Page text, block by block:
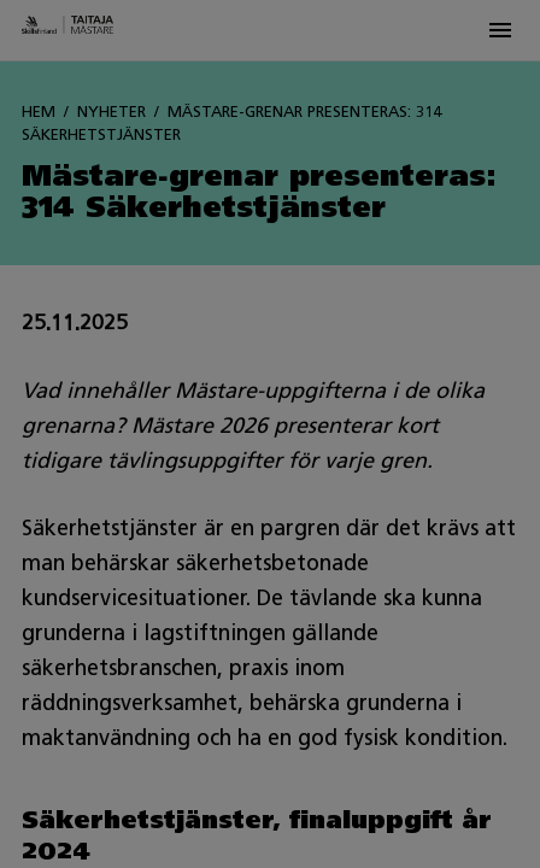
HEM NYHETER
MÄSTARE-GRENAR PRESENTERAS: 314
SÄKERHETSTJÄNSTER
Mästare-grenar presenteras:
314 Säkerhetstjänster
25.11.2025
Vad innehåller Mästare-uppgifterna i de olika
grenarna? Mästare 2026 presenterar kort
tidigare tävlingsuppgifter för varje gren.
Säkerhetstjänster är en pargren där det krävs att
man behärskar säkerhetsbetonade
kundservicesituationer. De tävlande ska kunna
grunderna i lagstiftningen gällande
säkerhetsbranschen, praxis inom
räddningsverksamhet, behärska grunderna i
maktanvändning och ha en god fysisk kondition.
Säkerhetstjänster, finaluppgift år
2024